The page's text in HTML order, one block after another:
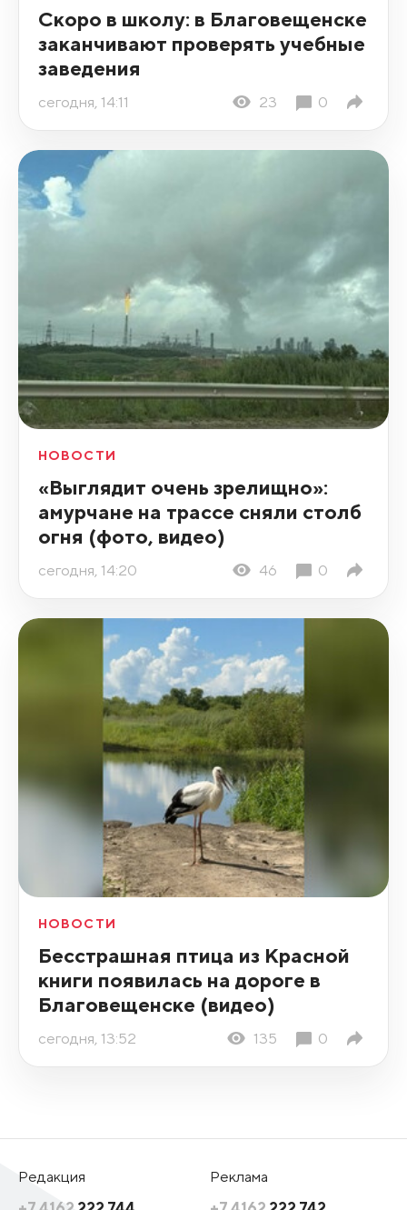
Скоро в школу: в Благовещенске
заканчивают проверять учебные
заведения
сегодня, 14:11 23 0
НОВОСТИ
«Выглядит очень зрелищно»:
амурчане на трассе сняли столб
огня (фото, видео)
сегодня, 14:20 46 0
НОВОСТИ
Бесстрашная птица из Красной
книги появилась на дороге в
Благовещенске (видео)
сегодня, 13:52 135 0
Редакция
Реклама